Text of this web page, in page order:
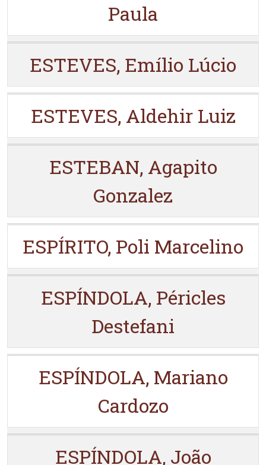
Paula
ESTEVES, Emílio Lúcio
ESTEVES, Aldehir Luiz
ESTEBAN, Agapito
Gonzalez
ESPÍRITO, Poli Marcelino
ESPÍNDOLA, Péricles
Destefani
ESPÍNDOLA, Mariano
Cardozo
ESPÍNDOLA, João